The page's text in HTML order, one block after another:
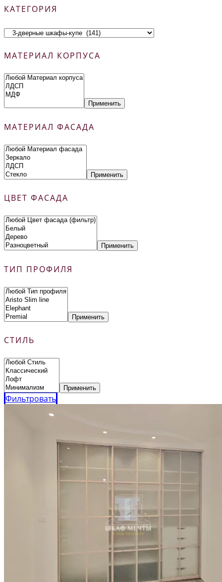
КАТЕГОРИЯ
МАТЕРИАЛ КОРПУСА
Применить
МАТЕРИАЛ ФАСАДА
Применить
ЦВЕТ ФАСАДА
Применить
ТИП ПРОФИЛЯ
Применить
СТИЛЬ
Применить
Фильтровать